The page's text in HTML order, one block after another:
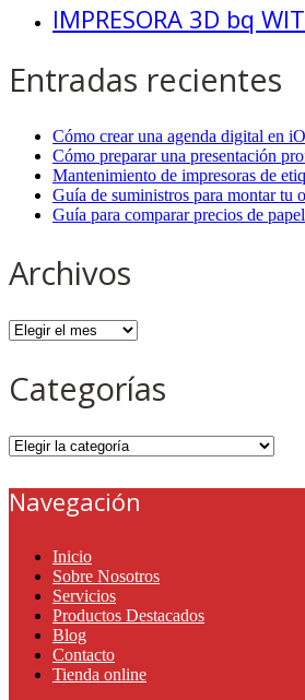
IMPRESORA 3D bq
Entradas recientes
Cómo crear una agenda digital en
Cómo preparar una presentación
Mantenimiento de impresoras de
Guía de suministros para montar tu
Guía para comparar precios de
Archivos
Archivos
Categorías
Categorías
Navegación
Inicio
Sobre Nosotros
Servicios
Productos Destacados
Blog
Contacto
Tienda online